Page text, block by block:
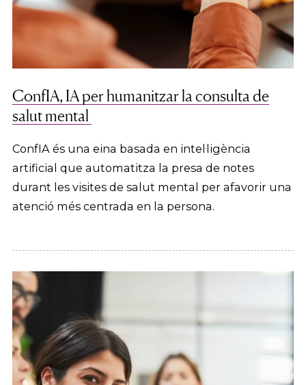
ConfIA, IA per humanitzar la consulta de
salut mental
ConfIA és una eina basada en intel·ligència
artificial que automatitza la presa de notes
durant les visites de salut mental per afavorir una
atenció més centrada en la persona.